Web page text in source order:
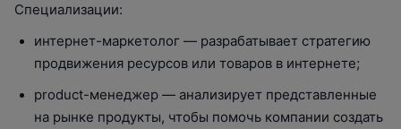
Специализации:
интернет-маркетолог — разрабатывает стратегию
продвижения ресурсов или товаров в интернете;
product-менеджер — анализирует представленные
на рынке продукты, чтобы помочь компании создать